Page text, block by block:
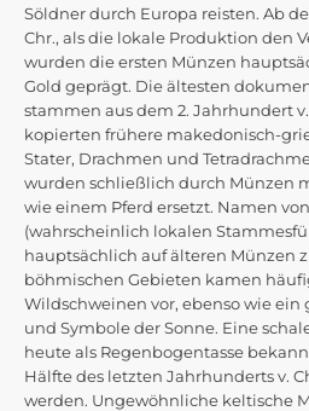
Söldner durch Europa reisten. Ab
Chr., als die lokale Produktion den
wurden die ersten Münzen
Gold geprägt. Die ältesten
stammen aus dem 2. Jahrhundert
kopierten frühere makedonisch-
Stater, Drachmen und
wurden schließlich durch Münzen
wie einem Pferd ersetzt. Namen
(wahrscheinlich lokalen
hauptsächlich auf älteren Münzen
böhmischen Gebieten kamen
Wildschweinen vor, ebenso wie ein
und Symbole der Sonne. Eine
heute als Regenbogentasse
Hälfte des letzten Jahrhunderts v.
werden. Ungewöhnliche keltische